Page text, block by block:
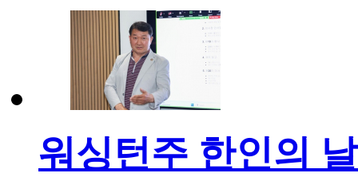
워싱턴주 한인의